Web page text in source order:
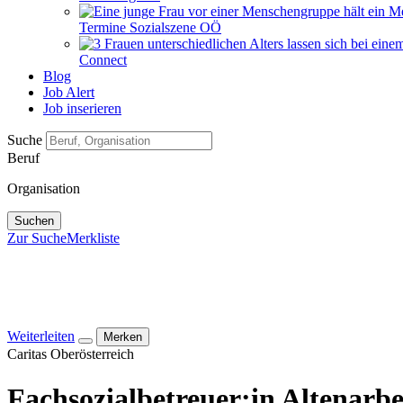
Termine Sozialszene OÖ
Connect
Blog
Job Alert
Job inserieren
Suche
Beruf
Organisation
Suchen
Zur SucheMerkliste
Weiterleiten Merken
Caritas Oberösterreich